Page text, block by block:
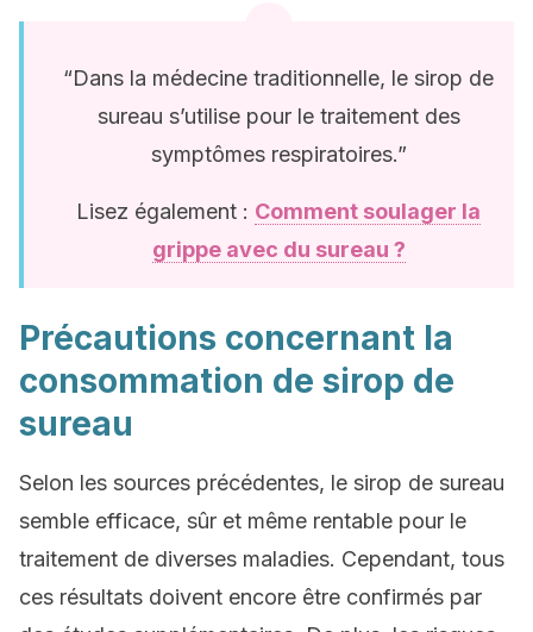
“Dans la médecine traditionnelle, le sirop de
sureau s’utilise pour le traitement des
symptômes respiratoires.”
Lisez également : Comment soulager la
grippe avec du sureau ?
Précautions concernant la
consommation de sirop de
sureau
Selon les sources précédentes, le sirop de sureau
semble efficace, sûr et même rentable pour le
traitement de diverses maladies. Cependant, tous
ces résultats doivent encore être confirmés par